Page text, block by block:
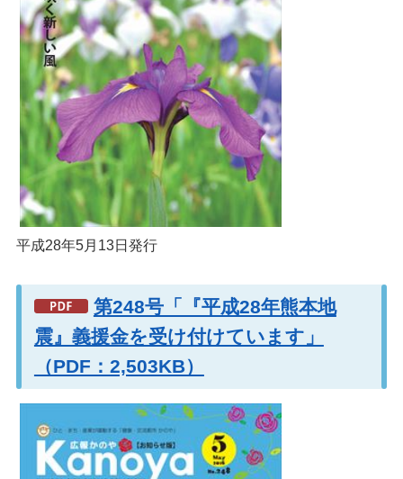
平成28年5月13日発行
第248号「『平成28年熊本地
震』義援金を受け付けています」
（PDF：2,503KB）